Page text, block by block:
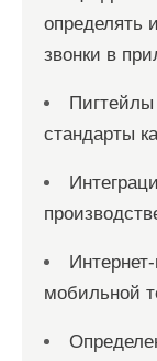
определять
звонки в
стандарты
мобильной